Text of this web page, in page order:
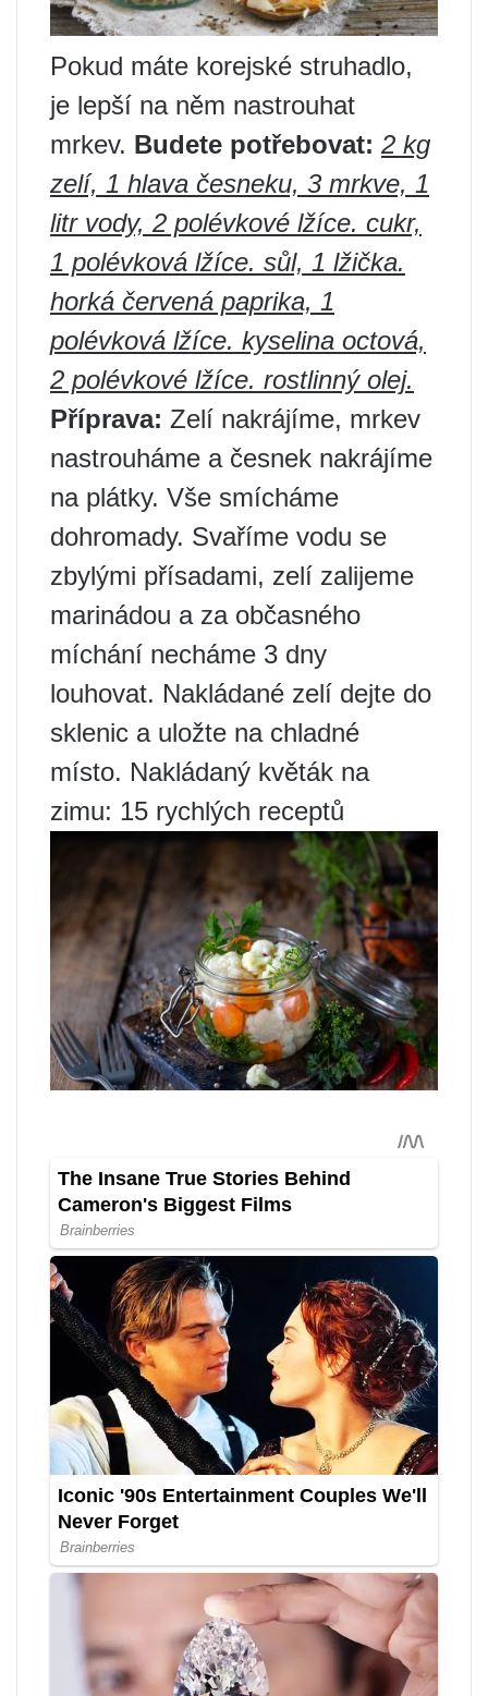
Pokud máte korejské struhadlo,
je lepší na něm nastrouhat
mrkev. Budete potřebovat: 2 kg
zelí, 1 hlava česneku, 3 mrkve, 1
litr vody, 2 polévkové lžíce. cukr,
1 polévková lžíce. sůl, 1 lžička.
horká červená paprika, 1
polévková lžíce. kyselina octová,
2 polévkové lžíce. rostlinný olej.
Příprava: Zelí nakrájíme, mrkev
nastrouháme a česnek nakrájíme
na plátky. Vše smícháme
dohromady. Svaříme vodu se
zbylými přísadami, zelí zalijeme
marinádou a za občasného
míchání necháme 3 dny
louhovat. Nakládané zelí dejte do
sklenic a uložte na chladné
místo. Nakládaný květák na
zimu: 15 rychlých receptů